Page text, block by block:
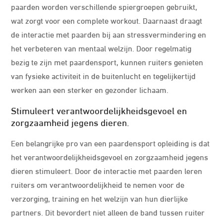
paarden worden verschillende spiergroepen gebruikt,
wat zorgt voor een complete workout. Daarnaast draagt
de interactie met paarden bij aan stressvermindering en
het verbeteren van mentaal welzijn. Door regelmatig
bezig te zijn met paardensport, kunnen ruiters genieten
van fysieke activiteit in de buitenlucht en tegelijkertijd
werken aan een sterker en gezonder lichaam.
Stimuleert verantwoordelijkheidsgevoel en
zorgzaamheid jegens dieren.
Een belangrijke pro van een paardensport opleiding is dat
het verantwoordelijkheidsgevoel en zorgzaamheid jegens
dieren stimuleert. Door de interactie met paarden leren
ruiters om verantwoordelijkheid te nemen voor de
verzorging, training en het welzijn van hun dierlijke
partners. Dit bevordert niet alleen de band tussen ruiter